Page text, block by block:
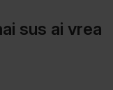
sus ai vrea